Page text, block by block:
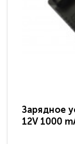
Зарядное
12V 1000